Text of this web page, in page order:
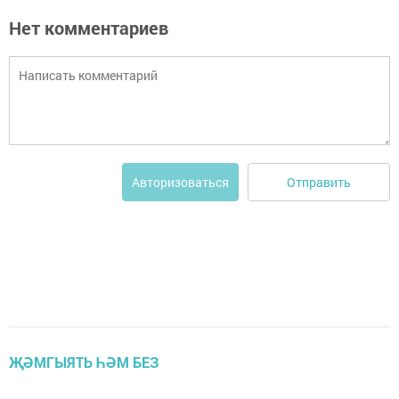
Нет комментариев
Авторизоваться Отправить
ҖӘМГЫЯТЬ ҺӘМ БЕЗ